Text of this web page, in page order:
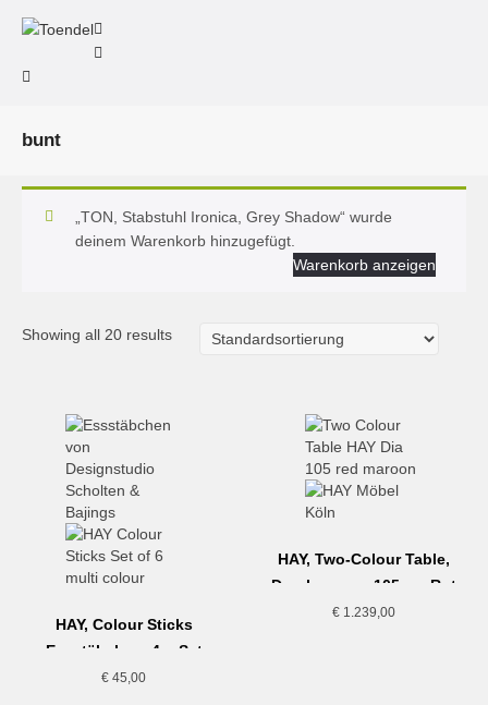
bunt
„TON, Stabstuhl Ironica, Grey Shadow“ wurde
deinem Warenkorb hinzugefügt.
Warenkorb anzeigen
Showing all 20 results
HAY, Colour Sticks
Essstäbchen, 4er Set
€ 45,00
HAY, Two-Colour Table,
Durchmesser 105cm, Rot
€ 1.239,00